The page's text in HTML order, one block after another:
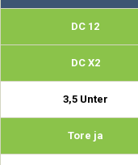
DC 12
DC X2
3,5 Unter
Tore ja